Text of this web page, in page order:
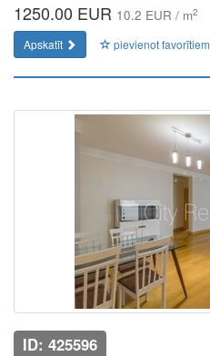
1250.00 EUR 10.2 EUR / m2
Apskatīt pievienot favorītiem
ID: 425596